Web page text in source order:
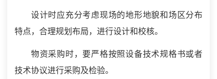
设计时应充分考虑现场的地形地貌和场区分布
特点，合理规划布局，进行设计和校核。
物资采购时，要严格按照设备技术规格书或者
技术协议进行采购及检验。